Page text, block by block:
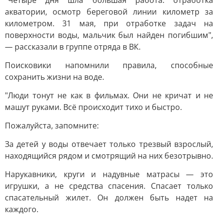
акватории, осмотр береговой линии километр за
километром. 31 мая, при отработке задач на
поверхности воды, мальчик был найден погибшим",
— рассказали в группе отряда в ВК.
Поисковики напомнили правила, способные
сохранить жизни на воде.
"Люди тонут не как в фильмах. Они не кричат и не
машут руками. Всё происходит тихо и быстро.
Пожалуйста, запомните:
За детей у воды отвечает только трезвый взрослый,
находящийся рядом и смотрящий на них безотрывно.
Нарукавники, круги и надувные матрасы — это
игрушки, а не средства спасения. Спасает только
спасательный жилет. Он должен быть надет на
каждого.